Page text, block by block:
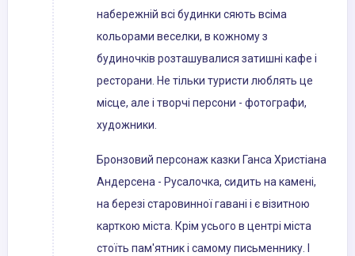
набережній всі будинки сяють всіма
кольорами веселки, в кожному з
будиночків розташувалися затишні кафе і
ресторани. Не тільки туристи люблять це
місце, але і творчі персони - фотографи,
художники.
Бронзовий персонаж казки Ганса Христіана
Андерсена - Русалочка, сидить на камені,
на березі старовинної гавані і є візитною
карткою міста. Крім усього в центрі міста
стоїть пам'ятник і самому письменнику. І